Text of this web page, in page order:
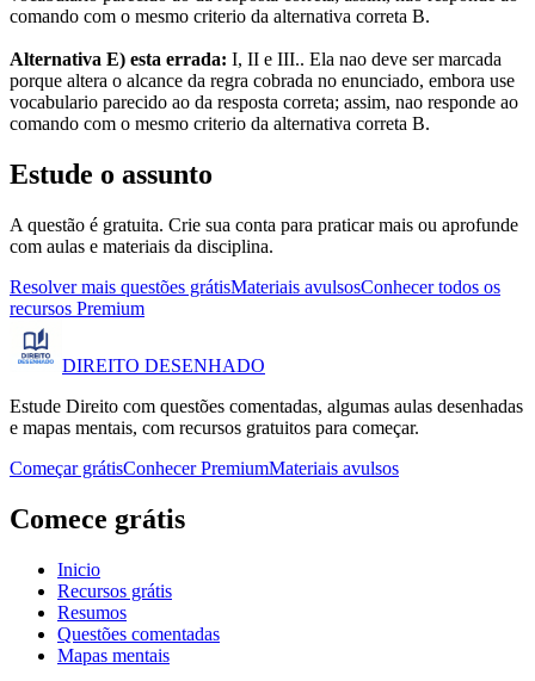
comando com o mesmo criterio da alternativa correta B.
Alternativa E) esta errada: I, II e III.. Ela nao deve ser marcada
porque altera o alcance da regra cobrada no enunciado, embora use
vocabulario parecido ao da resposta correta; assim, nao responde ao
comando com o mesmo criterio da alternativa correta B.
Estude o assunto
A questão é gratuita. Crie sua conta para praticar mais ou aprofunde
com aulas e materiais da disciplina.
Resolver mais questões grátisMateriais avulsosConhecer todos os
recursos Premium
DIREITO DESENHADO
Estude Direito com questões comentadas, algumas aulas desenhadas
e mapas mentais, com recursos gratuitos para começar.
Começar grátisConhecer PremiumMateriais avulsos
Comece grátis
Inicio
Recursos grátis
Resumos
Questões comentadas
Mapas mentais